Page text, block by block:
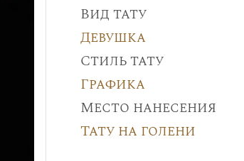
Вид тату
Девушка
Стиль тату
Графика
Место нанесения
Тату на голени